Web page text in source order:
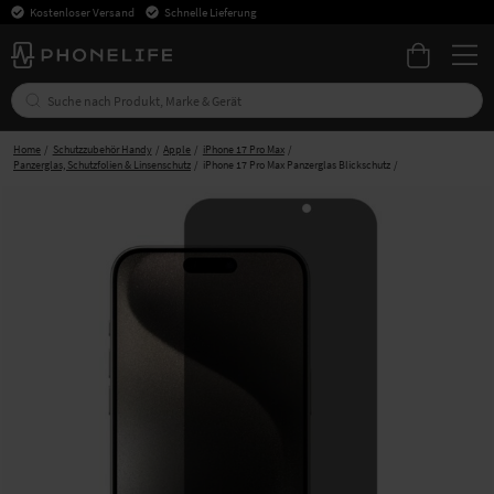
Kostenloser Versand Schnelle Lieferung
Home Schutzzubehör Handy Apple
iPhone 17 Pro Max
Panzerglas, Schutzfolien & Linsenschutz
iPhone 17 Pro Max Panzerglas Blickschutz